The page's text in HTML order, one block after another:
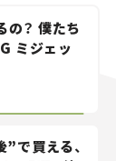
の？ 僕たち
ミジェッ
で買える、